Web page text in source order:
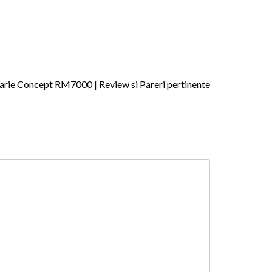
Concept RM7000 | Review si Pareri pertinente